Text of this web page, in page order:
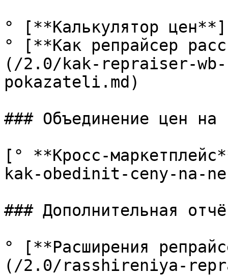
° [**Калькулятор
° [**Как репрайсер
(/2.0/kak-repraiser-
pokazateli.md)
### Объединение цен на
[° **Кросс-
kak-obedinit-ceny-na-
### Дополнительная
° [**Расширения
(/2.0/rasshireniya-